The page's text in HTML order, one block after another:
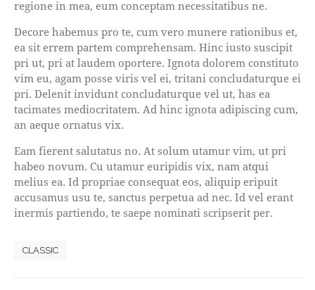
regione in mea, eum conceptam necessitatibus ne.
Decore habemus pro te, cum vero munere rationibus et,
ea sit errem partem comprehensam. Hinc iusto suscipit
pri ut, pri at laudem oportere. Ignota dolorem constituto
vim eu, agam posse viris vel ei, tritani concludaturque ei
pri. Delenit invidunt concludaturque vel ut, has ea
tacimates mediocritatem. Ad hinc ignota adipiscing cum,
an aeque ornatus vix.
Eam fierent salutatus no. At solum utamur vim, ut pri
habeo novum. Cu utamur euripidis vix, nam atqui
melius ea. Id propriae consequat eos, aliquip eripuit
accusamus usu te, sanctus perpetua ad nec. Id vel erant
inermis partiendo, te saepe nominati scripserit per.
CLASSIC